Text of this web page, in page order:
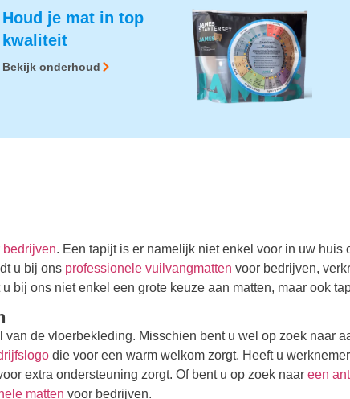
Houd je mat in top
kwaliteit
Bekijk onderhoud
bedrijven. Een tapijt is er namelijk niet enkel voor in uw
u bij ons professionele vuilvangmatten voor bedrijven,
bij ons niet enkel een grote keuze aan matten, maar ook
de vloerbekleding. Misschien bent u wel op zoek naar
die voor een warm welkom zorgt. Heeft u
extra ondersteuning zorgt. Of bent u op zoek naar een
matten voor bedrijven.